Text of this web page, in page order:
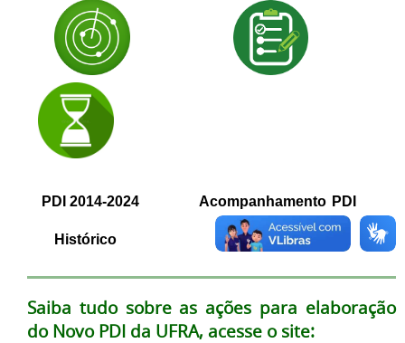
PDI 2014-2024 Acompanhamento PDI
Histórico
Saiba tudo sobre as ações para elaboração
do Novo PDI da UFRA, acesse o site: